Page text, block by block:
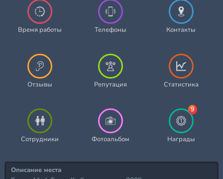
Время работы Телефоны Контакты
Отзывы Репутация Статистика
Сотрудники Фотоальбом
9
Награды
Описание места